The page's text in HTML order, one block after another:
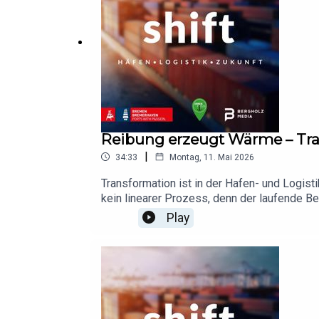
bremenports.de Bergholz Media – https://
Reibung erzeugt Wärme –
34:33 | Montag, 11. Mai 2026
Transformation ist in der Hafen- und
kein linearer Prozess, denn der laufende
Reibung – und die prägt den
Bergholz in dieser Folge mit Christian
→ https://www1.eurogate.de/ Lea Dohm →
www.bremenports.de Bergholz Media –
Play